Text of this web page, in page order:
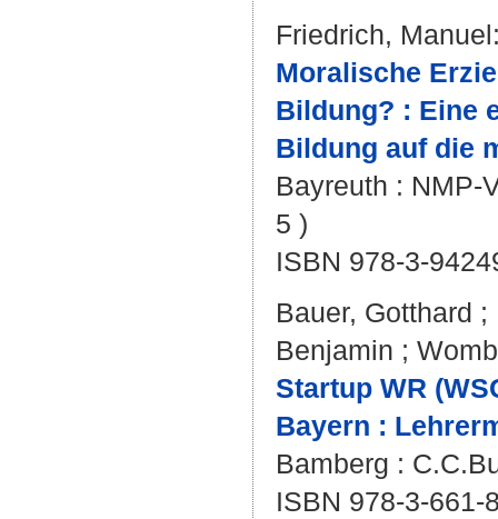
Friedrich, Manuel
Moralische
Bildung? : Eine
Bildung auf die
Bayreuth : NMP-
5 )
ISBN 978-3-
Bauer, Gotthard ;
Benjamin ;
Startup WR
Bayern :
Bamberg :
ISBN 978-3-661-